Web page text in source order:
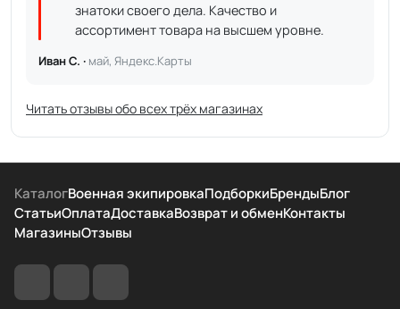
знатоки своего дела. Качество и
ассортимент товара на высшем уровне.
Иван С. · май, Яндекс.Карты
Читать отзывы обо всех трёх магазинах
КаталогВоенная экипировкаПодборкиБрендыБлог
СтатьиОплатаДоставкаВозврат и обменКонтакты
МагазиныОтзывы